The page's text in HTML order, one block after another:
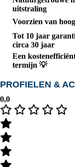
uitstraling
Voorzien van
Tot 10 jaar
circa 30 jaar
Een
termijn 💡
PROFIELEN &
0,0